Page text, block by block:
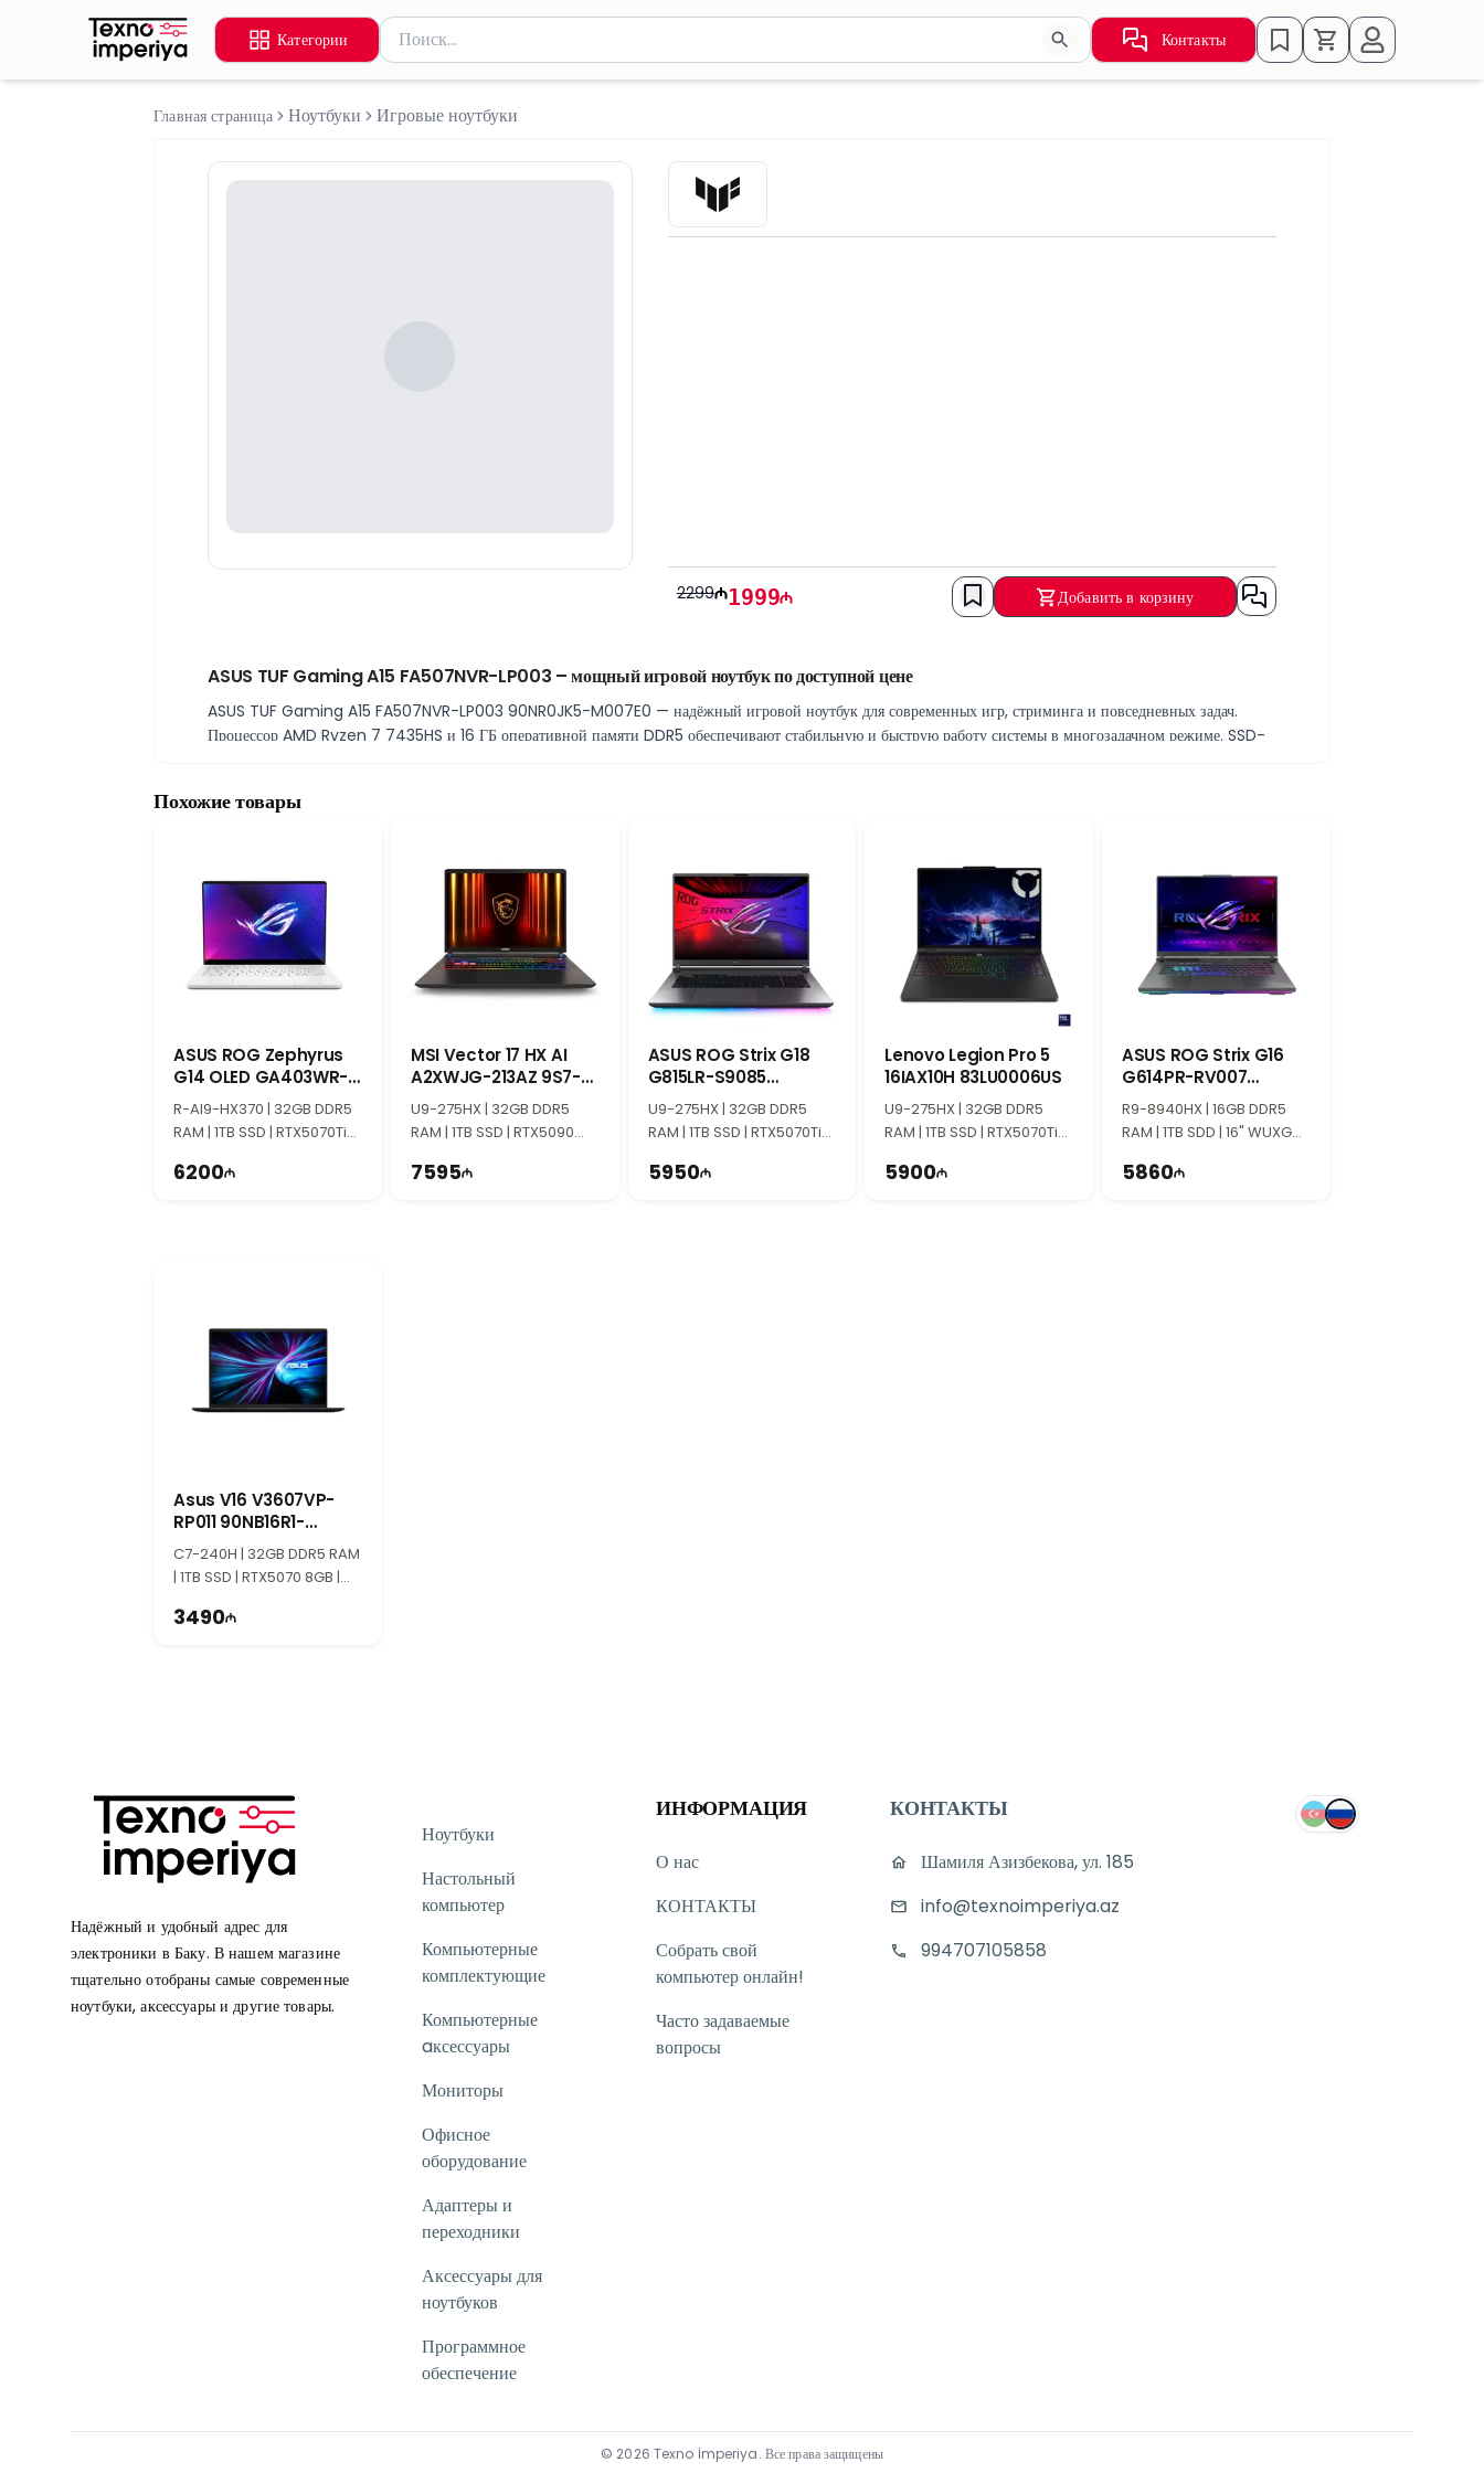
Категории
Поиск товаров
Введите минимум 2 символа для поиска. Нажмите Enter для отправки или используйте стрелки для навигации по результатам.
Контакты
Главная страница Ноутбуки Игровые ноутбуки
2299 1999 Добавить в корзину
ASUS TUF Gaming A15 FA507NVR-LP003 – мощный игровой ноутбук по доступной цене
ASUS TUF Gaming A15 FA507NVR-LP003 90NR0JK5-M007E0 — надёжный игровой ноутбук для современных игр, стриминга и повседневных задач.
Процессор AMD Ryzen 7 7435HS и 16 ГБ оперативной памяти DDR5 обеспечивают стабильную и быструю работу системы в многозадачном режиме. SSD-
NVIDIA GeForce RTX 4060 с 8 ГБ видеопамяти обеспечивает высокий FPS в современных играх, поддержку технологий Ray Tracing и DLSS, а также
15.6-дюймовый FHD экран с частотой 144Hz обеспечивает плавное изображение и комфортный игровой процесс. Серия ASUS TUF известна прочной
конструкцией, эффективным охлаждением и хорошим балансом цены и производительности.
Похожие товары
ASUS ROG Zephyrus
G14 OLED GA403WR-
QS126 90NR0M54-
M006F0
R-AI9-HX370 | 32GB DDR5
RAM | 1TB SSD | RTX5070Ti
6200
MSI Vector 17 HX AI
A2XWJG-213AZ 9S7-
17S372-213
U9-275HX | 32GB DDR5
RAM | 1TB SSD | RTX5090
Win11
7595
ASUS ROG Strix G18
G815LR-S9085
90NR0LT1-M00390
U9-275HX | 32GB DDR5
RAM | 1TB SSD | RTX5070Ti
5950
Lenovo Legion Pro 5
16IAX10H 83LU0006US
U9-275HX | 32GB DDR5
RAM | 1TB SSD | RTX5070Ti
Win11
5900
ASUS ROG Strix G16
G614PR-RV007
90NR0NJ7-M00080
R9-8940HX | 16GB DDR5
RAM | 1TB SDD | 16" WUXGA |
5860
Asus V16 V3607VP-
RP011 90NB16R1-
M002W0
C7-240H | 32GB DDR5 RAM
| 1TB SSD | RTX5070 8GB |
3490
Надёжный и удобный адрес для
электроники в Баку. В нашем магазине
тщательно отобраны самые современные
ноутбуки, аксессуары и другие товары.
Ноутбуки
Настольный
компьютер
Компьютерные
комплектующие
Компьютерные
aксессуары
Мониторы
Офисное
оборудование
Адаптеры и
переходники
Аксессуары для
ноутбуков
Программное
обеспечение
ИНФОРМАЦИЯ
О нас
КОНТАКТЫ
Собрать свой
компьютер онлайн!
Часто задаваемые
вопросы
КОНТАКТЫ
Шамиля Азизбекова, ул. 185
info@texnoimperiya.az
994707105858
© 2026 Texno İmperiya. Все права защищены